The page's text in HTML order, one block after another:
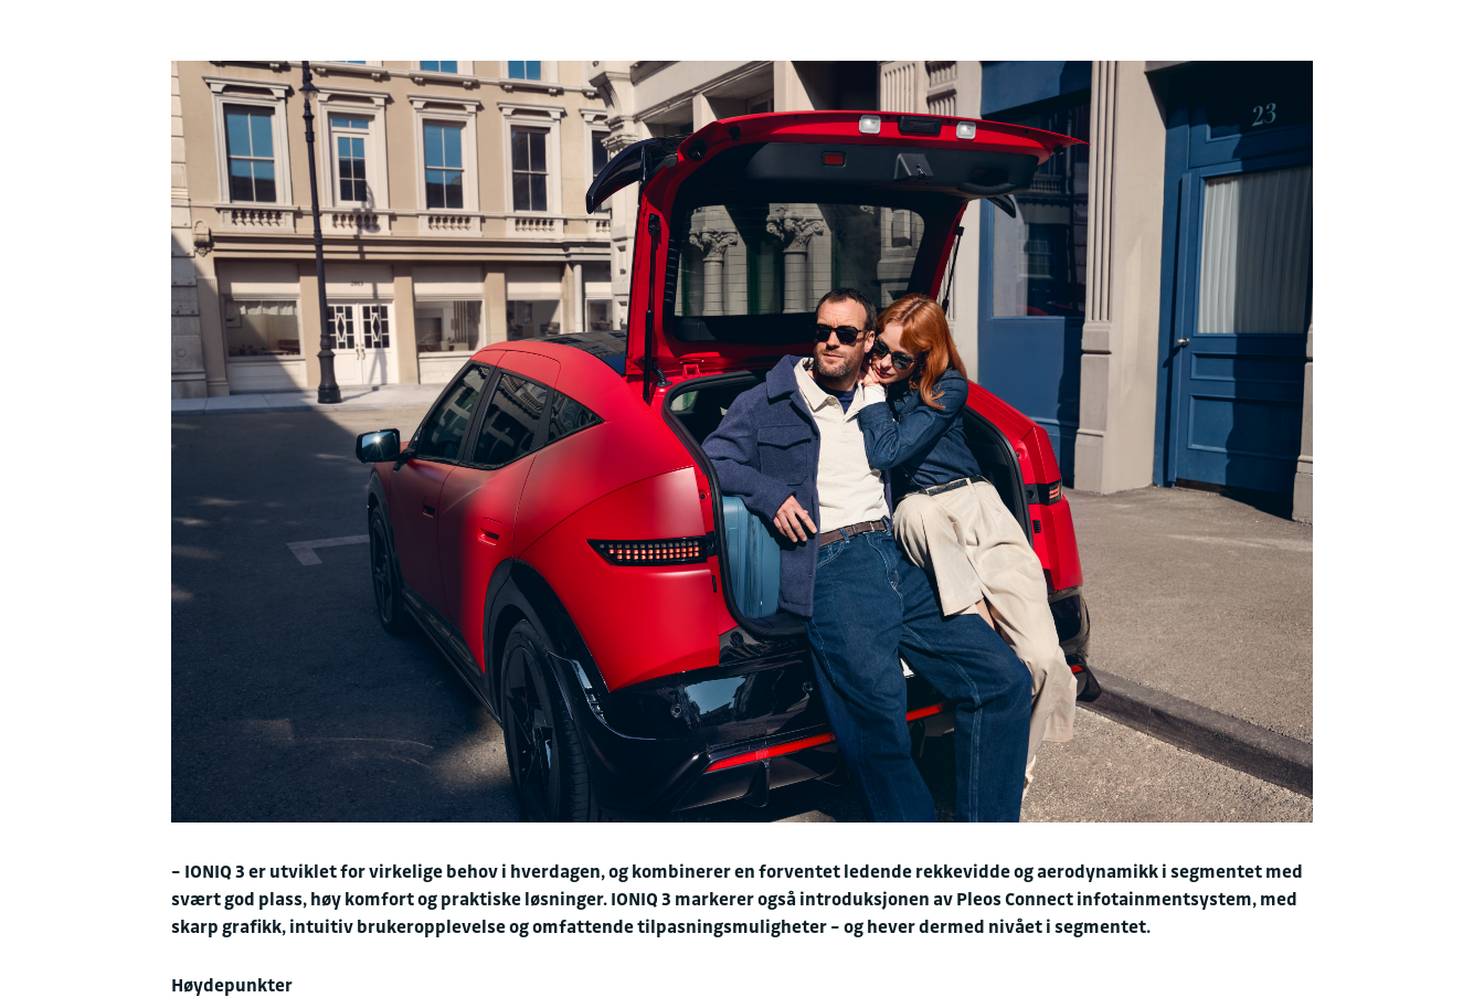
Kontakt oss for en hyggelig prat
FAKTURAINFORMASJON
Juridisk navn
Sulland Lillehammer AS
Organisasjonsnummer
979 488 378
Fakturaepost
faktura.lillehammer@sulland.no
– IONIQ 3 er utviklet for virkelige behov i hverdagen, og kombinerer en forventet ledende rekkevidde og aerodynamikk i segmentet med
svært god plass, høy komfort og praktiske løsninger. IONIQ 3 markerer også introduksjonen av Pleos Connect infotainmentsystem, med
skarp grafikk, intuitiv brukeropplevelse og omfattende tilpasningsmuligheter – og hever dermed nivået i segmentet.
Høydepunkter